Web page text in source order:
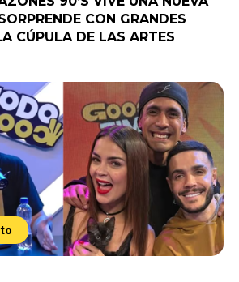
CON GRANDES
CÚPULA DE LAS ARTES